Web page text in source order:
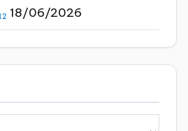
18/06/2026